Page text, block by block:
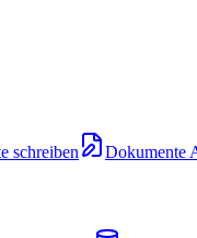
schreiben Dokumente